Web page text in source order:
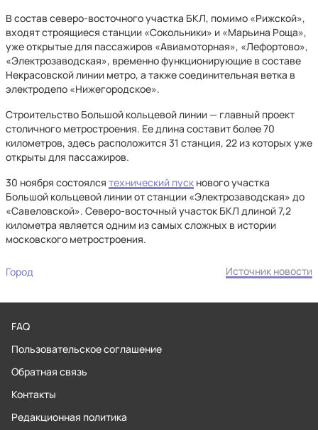
В состав северо-восточного участка БКЛ, помимо «Рижской»,
входят строящиеся станции «Сокольники» и «Марьина Роща»,
уже открытые для пассажиров «Авиамоторная», «Лефортово»,
«Электрозаводская», временно функционирующие в составе
Некрасовской линии метро, а также соединительная ветка в
электродепо «Нижегородское».
Строительство Большой кольцевой линии — главный проект
столичного метростроения. Ее длина составит более 70
километров, здесь расположится 31 станция, 22 из которых уже
открыты для пассажиров.
30 ноября состоялся технический пуск нового участка
Большой кольцевой линии от станции «Электрозаводская» до
«Савеловской». Северо-восточный участок БКЛ длиной 7,2
километра является одним из самых сложных в истории
московского метростроения.
Город Источник новости
FAQ
Пользовательское соглашение
Обратная связь
Контакты
Редакционная политика